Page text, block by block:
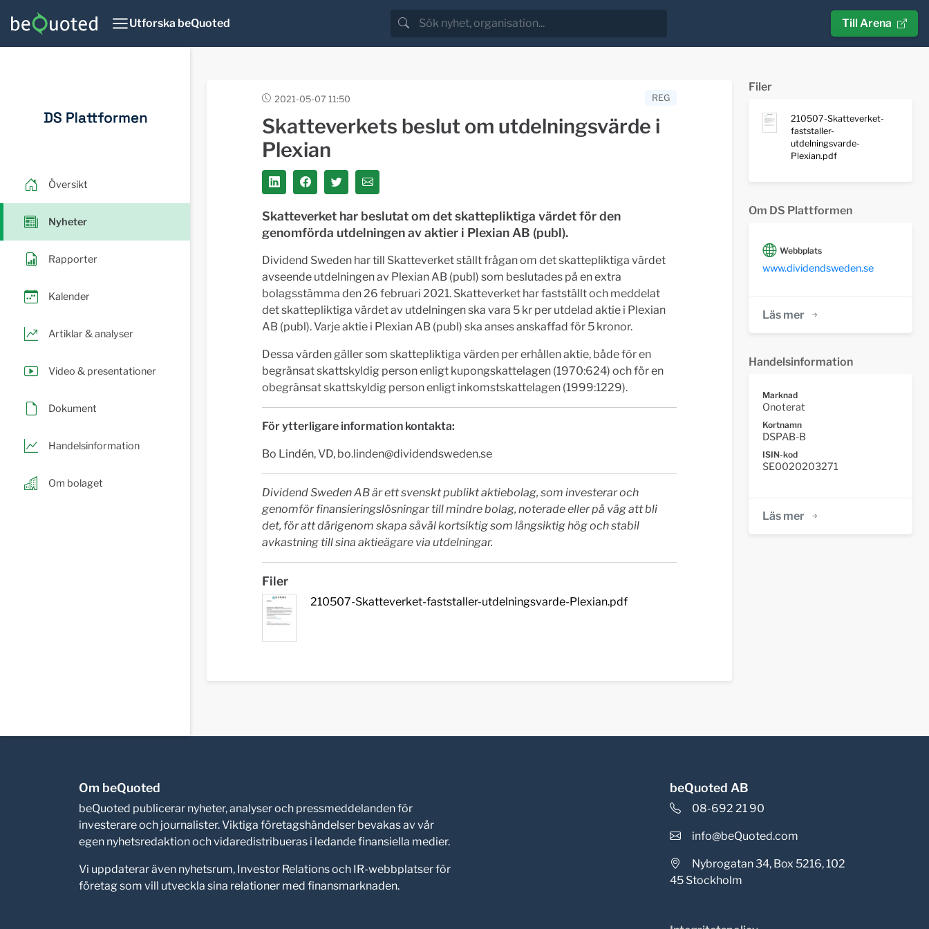
Utforska beQuoted Till Arena
Översikt
Nyheter
Rapporter
Kalender
Artiklar & analyser
Video & presentationer
Dokument
Handelsinformation
Om bolaget
2021-05-07 11:50 REG
Skatteverkets beslut om utdelningsvärde i
Plexian
Skatteverket har beslutat om det skattepliktiga värdet för den
genomförda utdelningen av aktier i Plexian AB (publ).
Dividend Sweden har till Skatteverket ställt frågan om det skattepliktiga värdet
avseende utdelningen av Plexian AB (publ) som beslutades på en extra
bolagsstämma den 26 februari 2021. Skatteverket har fastställt och meddelat
det skattepliktiga värdet av utdelningen ska vara 5 kr per utdelad aktie i Plexian
AB (publ). Varje aktie i Plexian AB (publ) ska anses anskaffad för 5 kronor.
Dessa värden gäller som skattepliktiga värden per erhållen aktie, både för en
begränsat skattskyldig person enligt kupongskattelagen (1970:624) och för en
obegränsat skattskyldig person enligt inkomstskattelagen (1999:1229).
För ytterligare information kontakta:
Bo Lindén, VD, bo.linden@dividendsweden.se
Dividend Sweden AB är ett svenskt publikt aktiebolag, som investerar och
genomför finansieringslösningar till mindre bolag, noterade eller på väg att bli
det, för att därigenom skapa såväl kortsiktig som långsiktig hög och stabil
avkastning till sina aktieägare via utdelningar.
Filer
210507-Skatteverket-faststaller-utdelningsvarde-Plexian.pdf
Filer
210507-Skatteverket-
faststaller-
utdelningsvarde-
Plexian.pdf
Om DS Plattformen
Webbplats
www.dividendsweden.se
Läs mer
Handelsinformation
Marknad
Onoterat
Kortnamn
DSPAB-B
ISIN-kod
SE0020203271
Läs mer
Om beQuoted
beQuoted publicerar nyheter, analyser och pressmeddelanden för
investerare och journalister. Viktiga företagshändelser bevakas av vår
egen nyhetsredaktion och vidaredistribueras i ledande finansiella medier.
Vi uppdaterar även nyhetsrum, Investor Relations och IR-webbplatser för
företag som vill utveckla sina relationer med finansmarknaden.
beQuoted AB
08-692 21 90
info@beQuoted.com
Nybrogatan 34, Box 5216, 102
45 Stockholm